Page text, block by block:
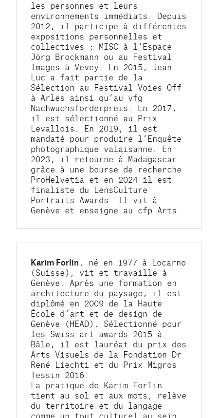
les personnes et leurs
environnements immédiats. Depuis
2012, il participe à différentes
expositions personnelles et
collectives : MISC à l'Espace
Jörg Brockmann ou au Festival
Images à Vevey. En 2015, Jean
Luc a fait partie de la
Sélection au Festival Voies-Off
à Arles ainsi qu’au vfg
Nachwuchsförderpreis. En 2017,
il est sélectionné au Prix
Levallois. En 2019, il est
mandaté pour produire l’Enquête
photographique valaisanne. En
2023, il retourne à Madagascar
grâce à une bourse de recherche
ProHelvetia et en 2024 il est
finaliste du LensCulture
Portraits Awards. Il vit à
Genève et enseigne au cfp Arts.
Karim Forlin , né en 1977 à Locarno
(Suisse), vit et travaille à
Genève. Après une formation en
architecture du paysage, il est
diplômé en 2009 de la Haute
École d’art et de design de
Genève (HEAD). Sélectionné pour
les Swiss art awards 2015 à
Bâle, il est lauréat du prix des
Arts Visuels de la Fondation Dr
René Liechti et du Prix Migros
Tessin 2016.
La pratique de Karim Forlin
tient au sol et aux mots, relève
du territoire et du langage
comme un tout culturel au sein